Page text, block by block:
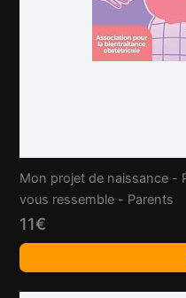
Mon projet de naissance -
vous ressemble - Parents
11€